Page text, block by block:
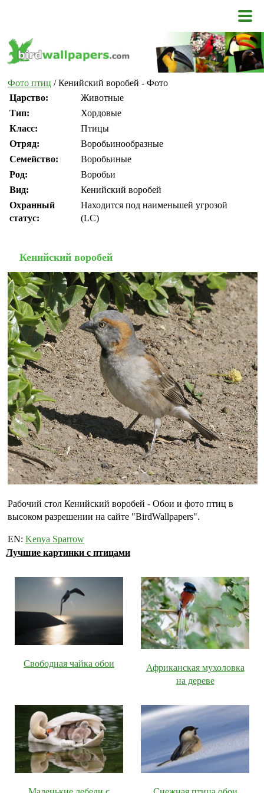
Фото птиц / Кенийский воробей - Фото
Царство:
Животные
Тип:
Хордовые
Класс:
Птицы
Отряд:
Воробьинообразные
Семейство:
Воробьиные
Род:
Воробьи
Вид:
Кенийский воробей
Охранный
статус:
Находится под наименьшей угрозой
(LC)
Кенийский воробей
Рабочий стол Кенийский воробей - Обои и фото птиц в
высоком разрешении на сайте "BirdWallpapers".
EN: Kenya Sparrow
Лучшие картинки с птицами
Свободная чайка обои
Африканская мухоловка
на дереве